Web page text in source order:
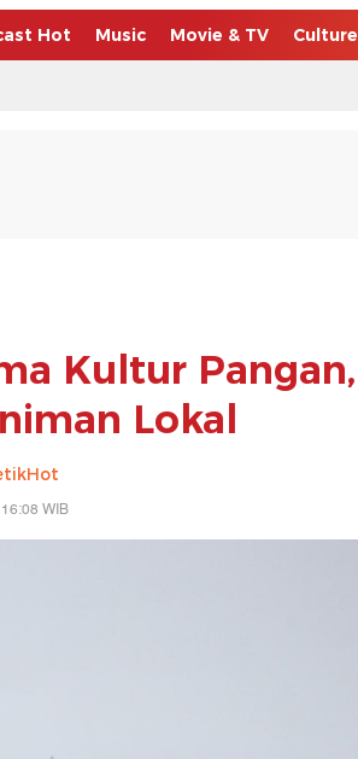
Hot Music Movie & TV Culture
Kultur Pangan,
Lokal
WIB